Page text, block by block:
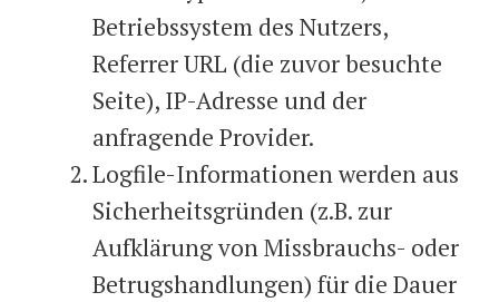
Betriebssystem des Nutzers,
Referrer URL (die zuvor besuchte
Seite), IP-Adresse und der
anfragende Provider.
Logfile-Informationen werden aus
Sicherheitsgründen (z.B. zur
Aufklärung von Missbrauchs- oder
Betrugshandlungen) für die Dauer